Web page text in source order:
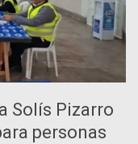
Solís Pizarro
personas